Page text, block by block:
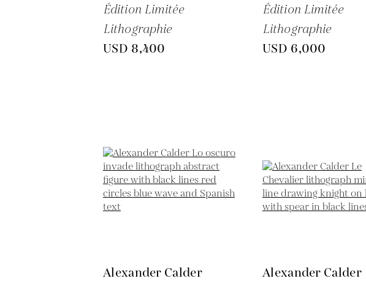
Édition Limitée
Lithographie
USD 8,400
Édition Limitée
Lithographie
USD 6,000
Alexander Calder
Alexander Calder